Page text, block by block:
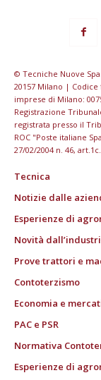
© Tecniche Nuove
20157 Milano | Codice
imprese di Milano:
Registrazione
registrata presso il
ROC "Poste italiane
27/02/2004 n. 46,
Tecnica
Notizie dalle
Esperienze di
Novità
Prove trattori e
Contoterzismo
Economia e
PAC e PSR
Normativa
Esperienze di